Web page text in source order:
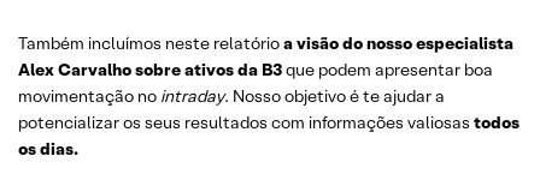
Também incluímos neste relatórioa visão do nosso especialista
Alex Carvalho sobre ativos da B3que podem apresentar boa
movimentação no intraday. Nosso objetivo é te ajudar a
potencializar os seus resultados com informações valiosas todos
os dias.